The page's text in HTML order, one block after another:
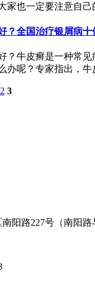
家也一定要注意自己
？全国治疗银屑病十
？牛皮癣是一种常
办呢？专家指出，
2 3
阳路227号（南阳路